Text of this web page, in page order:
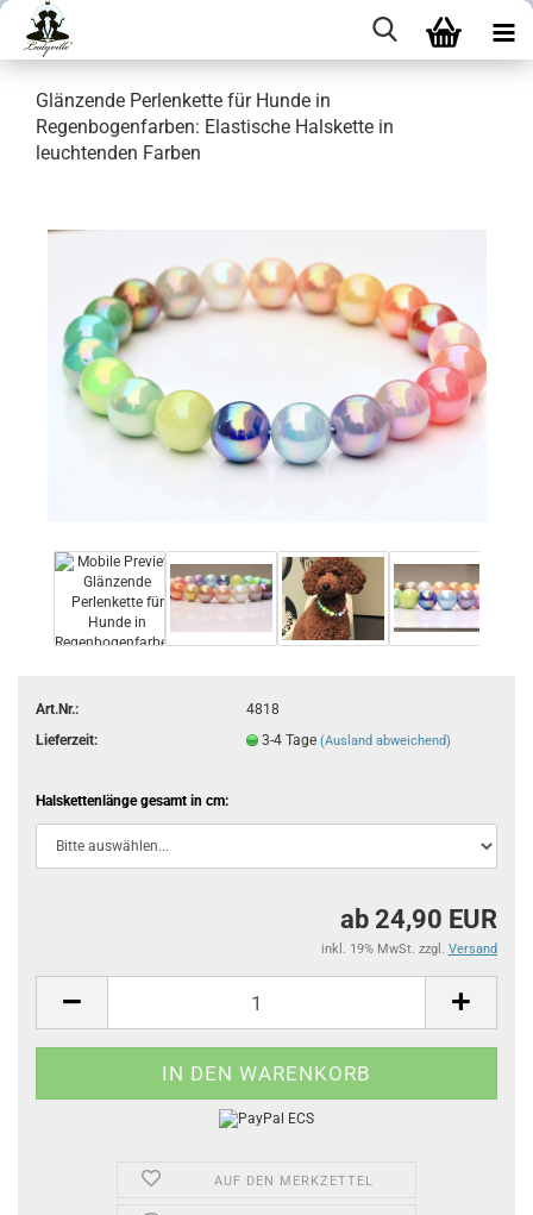
Glänzende Perlenkette für Hunde in
Regenbogenfarben: Elastische Halskette in
leuchtenden Farben
Art.Nr.:
4818
Lieferzeit:
3-4 Tage (Ausland abweichend)
Halskettenlänge gesamt in cm:
ab 24,90 EUR
inkl. 19% MwSt. zzgl. Versand
AUF DEN MERKZETTEL